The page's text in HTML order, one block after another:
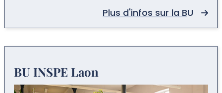
Plus d'infos sur la BU
BU INSPE Laon